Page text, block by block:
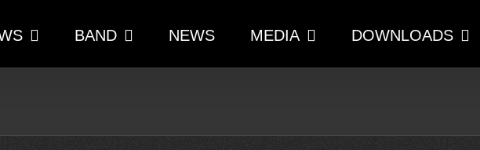
BAND NEWS MEDIA DOWNLOADS